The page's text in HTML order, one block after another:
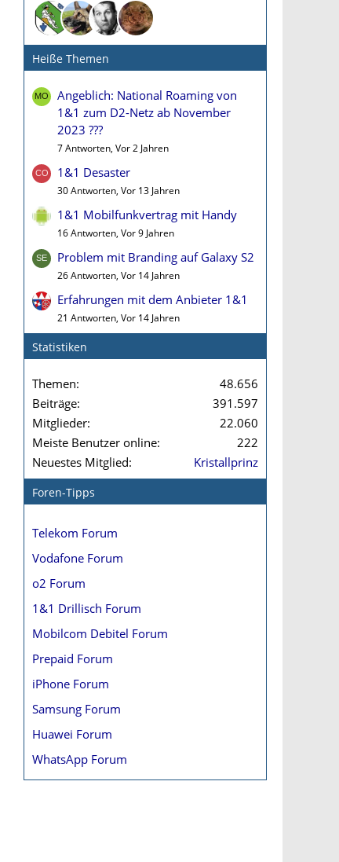
Heiße Themen
Angeblich: National Roaming von
1&1 zum D2-Netz ab November
2023 ???
7 Antworten, Vor 2 Jahren
1&1 Desaster
30 Antworten, Vor 13 Jahren
1&1 Mobilfunkvertrag mit Handy
16 Antworten, Vor 9 Jahren
Problem mit Branding auf Galaxy S2
26 Antworten, Vor 14 Jahren
Erfahrungen mit dem Anbieter 1&1
21 Antworten, Vor 14 Jahren
Statistiken
Themen
48.656
Beiträge
391.597
Mitglieder
22.060
Meiste Benutzer online
222
Neuestes Mitglied
Kristallprinz
Foren-Tipps
Telekom Forum
Vodafone Forum
o2 Forum
1&1 Drillisch Forum
Mobilcom Debitel Forum
Prepaid Forum
iPhone Forum
Samsung Forum
Huawei Forum
WhatsApp Forum